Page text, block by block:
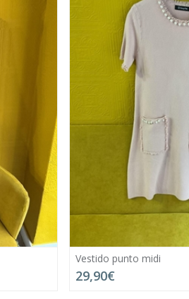
Vestido punto midi
29,90€